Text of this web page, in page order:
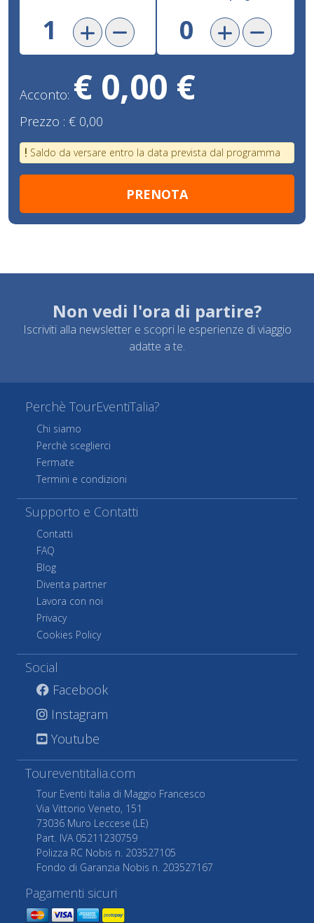
Acconto: € 0,00 €
Prezzo : € 0,00
Saldo da versare entro la data prevista dal programma
Non vedi l'ora di partire?
Iscriviti alla newsletter e scopri le esperienze di viaggio
adatte a te.
Perchè TourEventiTalia?
Chi siamo
Perchè sceglierci
Fermate
Termini e condizioni
Supporto e Contatti
Contatti
FAQ
Blog
Diventa partner
Lavora con noi
Privacy
Cookies Policy
Social
Facebook
Instagram
Youtube
Toureventitalia.com
Tour Eventi Italia di Maggio Francesco
Via Vittorio Veneto, 151
73036 Muro Leccese (LE)
Part. IVA 05211230759
Polizza RC Nobis n. 203527105
Fondo di Garanzia Nobis n. 203527167
Pagamenti sicuri